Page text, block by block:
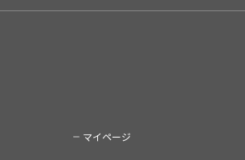
マイページ